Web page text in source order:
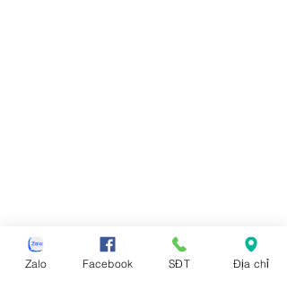
Zalo Facebook SĐT Địa chỉ